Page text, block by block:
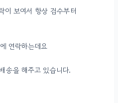
이 보여서 항상 검수부터
연락하는데요
송을 해주고 있습니다.